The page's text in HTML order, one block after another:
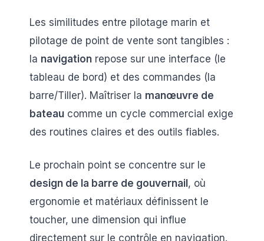
Les similitudes entre pilotage marin et
pilotage de point de vente sont tangibles :
la navigation repose sur une interface (le
tableau de bord) et des commandes (la
barre/Tiller). Maîtriser la manœuvre de
bateau comme un cycle commercial exige
des routines claires et des outils fiables.
Le prochain point se concentre sur le
design de la barre de gouvernail , où
ergonomie et matériaux définissent le
toucher, une dimension qui influe
directement sur le contrôle en navigation.